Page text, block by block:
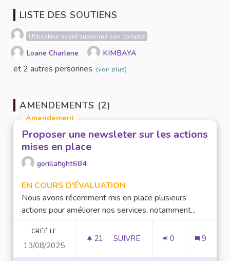
LISTE DES SOUTIENS
Utilisateur ayant supprimé son compte
Loane Charlene KIMBAYA
et 2 autres personnes (voir plus)
AMENDEMENTS (2)
Amendement
Proposer une newsleter sur les actions
mises en place
gorillafight684
EN COURS D'ÉVALUATION
Nous avons récemment mis en place plusieurs
actions pour améliorer nos services, notamment...
CRÉÉ LE
13/08/2025
21 21 ABONNÉS
SUIVRE 0 9